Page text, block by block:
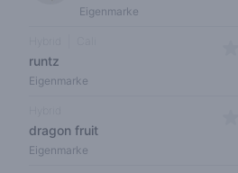
Eigenmarke
runtz
Eigenmarke
dragon fruit
Eigenmarke